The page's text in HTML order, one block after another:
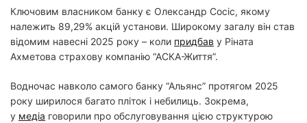
Ключовим власником банку є Олександр Сосіс, якому
належить 89,29% акцій установи. Широкому загалу він став
відомим навесні 2025 року – коли придбав у Ріната
Ахметова страхову компанію “АСКА-Життя”.
Водночас навколо самого банку “Альянс” протягом 2025
року ширилося багато пліток і небилиць. Зокрема,
у медіа говорили про обслуговування цією структурою